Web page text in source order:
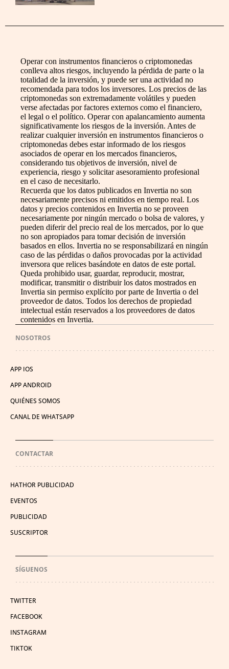
Operar con instrumentos financieros o criptomonedas
conlleva altos riesgos, incluyendo la pérdida de parte o la
totalidad de la inversión, y puede ser una actividad no
recomendada para todos los inversores. Los precios de las
criptomonedas son extremadamente volátiles y pueden
verse afectadas por factores externos como el financiero,
el legal o el político. Operar con apalancamiento aumenta
significativamente los riesgos de la inversión. Antes de
realizar cualquier inversión en instrumentos financieros o
criptomonedas debes estar informado de los riesgos
asociados de operar en los mercados financieros,
considerando tus objetivos de inversión, nivel de
experiencia, riesgo y solicitar asesoramiento profesional
en el caso de necesitarlo.
Recuerda que los datos publicados en Invertia no son
necesariamente precisos ni emitidos en tiempo real. Los
datos y precios contenidos en Invertia no se proveen
necesariamente por ningún mercado o bolsa de valores, y
pueden diferir del precio real de los mercados, por lo que
no son apropiados para tomar decisión de inversión
basados en ellos. Invertia no se responsabilizará en ningún
caso de las pérdidas o daños provocadas por la actividad
inversora que relices basándote en datos de este portal.
Queda prohibido usar, guardar, reproducir, mostrar,
modificar, transmitir o distribuir los datos mostrados en
Invertia sin permiso explícito por parte de Invertia o del
proveedor de datos. Todos los derechos de propiedad
intelectual están reservados a los proveedores de datos
contenidos en Invertia.
NOSOTROS
APP IOS
APP ANDROID
QUIÉNES SOMOS
CANAL DE WHATSAPP
CONTACTAR
HATHOR PUBLICIDAD
EVENTOS
PUBLICIDAD
SUSCRIPTOR
SÍGUENOS
TWITTER
FACEBOOK
INSTAGRAM
TIKTOK